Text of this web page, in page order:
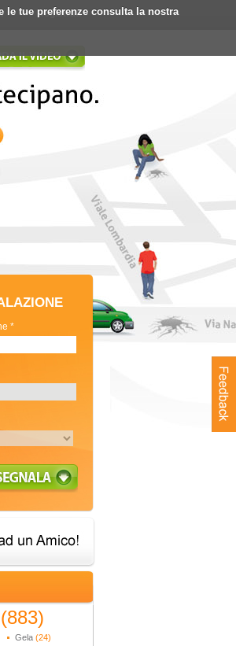
tue preferenze consulta la nostra
Registrati
*
(883)
Gela (24)